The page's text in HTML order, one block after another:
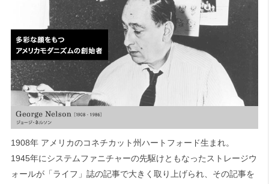
1908年 アメリカのコネチカット州ハートフォード生まれ。
1945年にシステムファニチャーの先駆けともなったストレージウ
ォールが「ライフ」誌の記事で大きく取り上げられ、その記事を